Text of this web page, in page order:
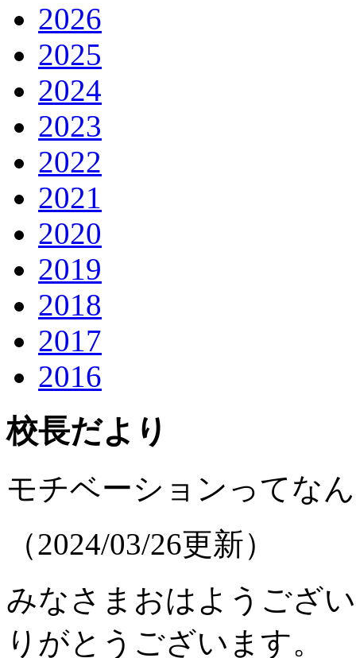
2026
2025
2024
2023
2022
2021
2020
2019
2018
2017
2016
校長だより
モチベーションってな
（2024/03/26更新）
みなさまおはようござ
りがとうございます。